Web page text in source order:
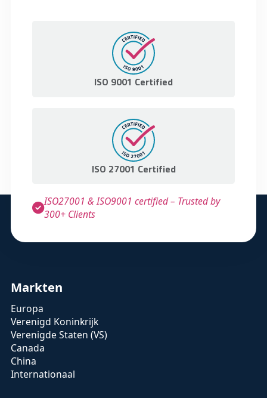
ISO 9001 Certified
ISO 27001 Certified
ISO27001 & ISO9001 certified – Trusted by
300+ Clients
Markten
Europa
Verenigd Koninkrijk
Verenigde Staten (VS)
Canada
China
Internationaal